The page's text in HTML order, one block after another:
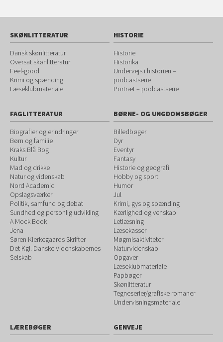
SKØNLITTERATUR
Dansk skønlitteratur
Oversat skønlitteratur
Feel-good
Krimi og spænding
Læseklubmateriale
HISTORIE
Historie
Historika
Undervejs i historien –
podcastserie
Portræt – podcastserie
FAGLITTERATUR
Biografier og erindringer
Børn og familie
Kraks Blå Bog
Kultur
Mad og drikke
Natur og videnskab
Nord Academic
Opslagsværker
Politik, samfund og debat
Sundhed og personlig udvikling
A Mock Book
Jena
Søren Kierkegaards Skrifter
Det Kgl. Danske Videnskabernes
Selskab
BØRNE- OG UNGDOMSBØGER
Billedbøger
Dyr
Eventyr
Fantasy
Historie og geografi
Hobby og sport
Humor
Jul
Krimi, gys og spænding
Kærlighed og venskab
Letlæsning
Læsekasser
Møgmisaktiviteter
Naturvidenskab
Opgaver
Læseklubmateriale
Papbøger
Skønlitteratur
Tegneserier/grafiske romaner
Undervisningsmateriale
LÆREBØGER
GENVEJE